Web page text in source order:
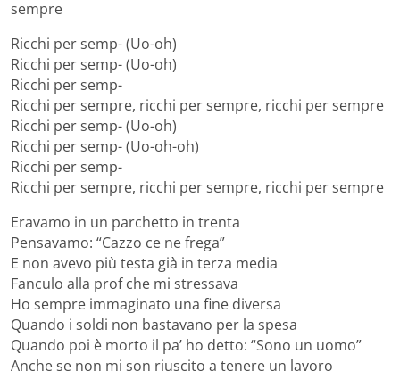
sempre
Ricchi per semp- (Uo-oh)
Ricchi per semp- (Uo-oh)
Ricchi per semp-
Ricchi per sempre, ricchi per sempre, ricchi per sempre
Ricchi per semp- (Uo-oh)
Ricchi per semp- (Uo-oh-oh)
Ricchi per semp-
Ricchi per sempre, ricchi per sempre, ricchi per sempre
Eravamo in un parchetto in trenta
Pensavamo: “Cazzo ce ne frega”
E non avevo più testa già in terza media
Fanculo alla prof che mi stressava
Ho sempre immaginato una fine diversa
Quando i soldi non bastavano per la spesa
Quando poi è morto il pa’ ho detto: “Sono un uomo”
Anche se non mi son riuscito a tenere un lavoro